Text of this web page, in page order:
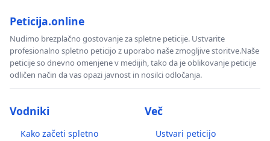
Peticija.online
Nudimo brezplačno gostovanje za spletne peticije. Ustvarite
profesionalno spletno peticijo z uporabo naše zmogljive storitve.Naše
peticije so dnevno omenjene v medijih, tako da je oblikovanje peticije
odličen način da vas opazi javnost in nosilci odločanja.
Vodniki
Kako začeti spletno
Več
Ustvari peticijo